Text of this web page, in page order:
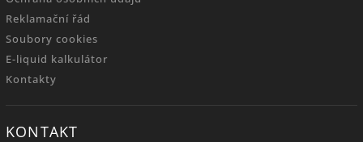
Reklamační řád
Soubory cookies
E-liquid kalkulátor
Kontakty
KONTAKT